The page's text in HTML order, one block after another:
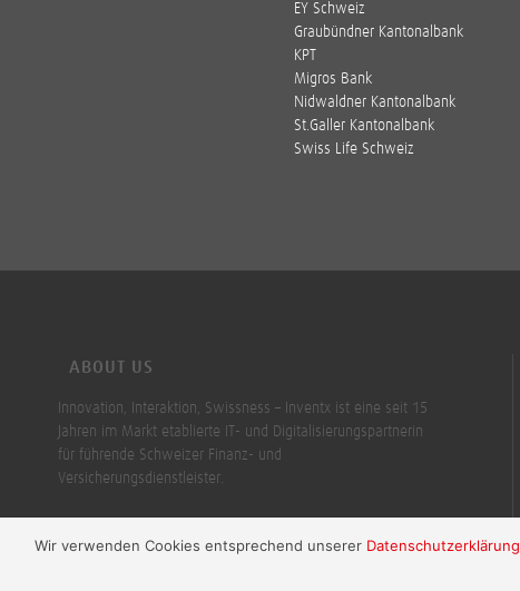
EY Schweiz
Graubündner Kantonalbank
KPT
Migros Bank
Nidwaldner Kantonalbank
St.Galler Kantonalbank
Swiss Life Schweiz
ABOUT US
Innovation, Interaktion, Swissness – Inventx ist eine seit 15
Jahren im Markt etablierte IT- und Digitalisierungspartnerin
für führende Schweizer Finanz- und
Versicherungsdienstleister.
Wir verwenden Cookies entsprechend unserer Datenschutzerklärung